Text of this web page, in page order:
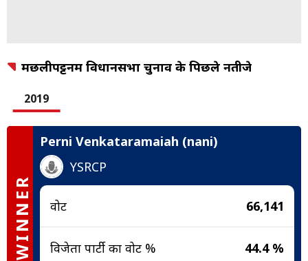
मछलीपट्टनम विधानसभा चुनाव के पिछले नतीजे
2019
WINNER
Perni Venkataramaiah (nani)
YSRCP
वोट 66,141
विजेता पार्टी का वोट % 44.4 %